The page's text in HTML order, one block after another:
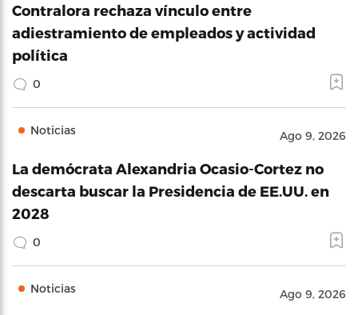
Contralora rechaza vínculo entre
adiestramiento de empleados y actividad
política
0
Noticias Ago 9, 2026
La demócrata Alexandria Ocasio-Cortez no
descarta buscar la Presidencia de EE.UU. en
2028
0
Noticias Ago 9, 2026